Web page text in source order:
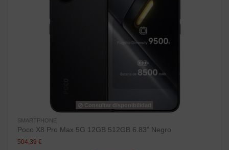
Consultar disponibilidad
SMARTPHONE
Poco X8 Pro Max 5G 12GB 512GB 6.83" Negro
504,39 €